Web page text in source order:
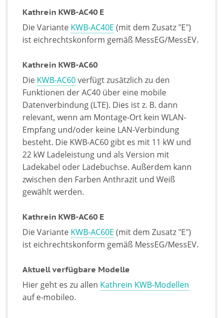
Kathrein KWB-AC40 E
Die Variante KWB-AC40E (mit dem Zusatz "E")
ist eichrechtskonform gemäß MessEG/MessEV.
Kathrein KWB-AC60
Die KWB-AC60verfügt zusätzlich zu den
Funktionen der AC40 über eine mobile
Datenverbindung (LTE). Dies ist z. B. dann
relevant, wenn am Montage-Ort kein WLAN-
Empfang und/oder keine LAN-Verbindung
besteht. Die KWB-AC60 gibt es mit 11 kW und
22 kW Ladeleistung und als Version mit
Ladekabel oder Ladebuchse. Außerdem kann
zwischen den Farben Anthrazit und Weiß
gewählt werden.
Kathrein KWB-AC60 E
Die Variante KWB-AC60E (mit dem Zusatz "E")
ist eichrechtskonform gemäß MessEG/MessEV.
Aktuell verfügbare Modelle
Hier geht es zu allen Kathrein KWB-Modellen
auf e-mobileo.